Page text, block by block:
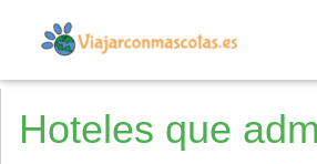
Hoteles que